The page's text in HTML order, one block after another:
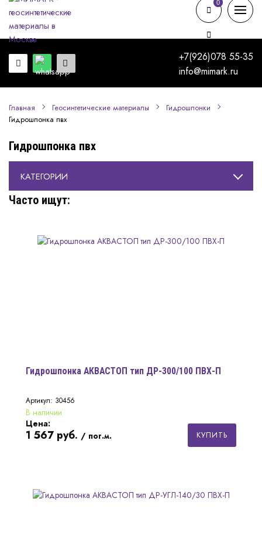
+7(926)078 55-35
info@mimark.ru
0
0
Главная Геосинтетические материалы Гидрошпонки
Гидрошпонка пвх
Гидрошпонка пвх
КАТЕГОРИИ
Часто ищут:
Гидрошпонка АКВАСТОП тип ДР-300/100 ПВХ-П
Артикул: 30456
В наличии
Цена:
1 567 руб. / пог.м. КУПИТЬ